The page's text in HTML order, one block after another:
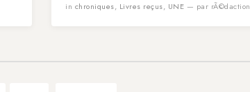
in chroniques, Livres reçus, UNE — par rÃ©daction